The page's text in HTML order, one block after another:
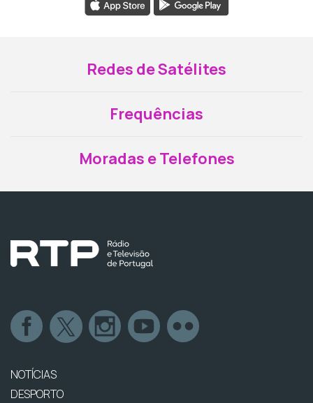
Redes de Satélites
Frequências
Moradas e Telefones
NOTÍCIAS
DESPORTO